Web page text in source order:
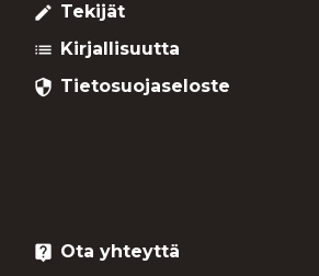
create Tekijät
list Kirjallisuutta
security Tietosuojaseloste
live_help Ota yhteyttä